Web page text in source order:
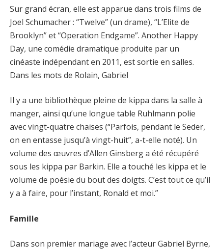
Sur grand écran, elle est apparue dans trois films de
Joel Schumacher : “Twelve” (un drame), “L’Elite de
Brooklyn” et “Operation Endgame”. Another Happy
Day, une comédie dramatique produite par un
cinéaste indépendant en 2011, est sortie en salles.
Dans les mots de Rolain, Gabriel
Il y a une bibliothèque pleine de kippa dans la salle à
manger, ainsi qu’une longue table Ruhlmann polie
avec vingt-quatre chaises (“Parfois, pendant le Seder,
on en entasse jusqu’à vingt-huit”, a-t-elle noté). Un
volume des œuvres d’Allen Ginsberg a été récupéré
sous les kippa par Barkin. Elle a touché les kippa et le
volume de poésie du bout des doigts. C’est tout ce qu’il
y a à faire, pour l’instant, Ronald et moi.”
Famille
Dans son premier mariage avec l’acteur Gabriel Byrne,